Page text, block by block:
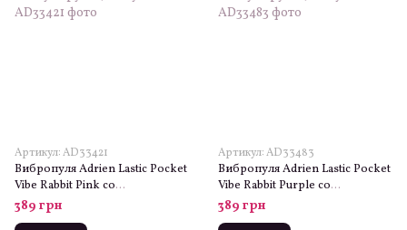
Артикул: AD33421
Вибропуля Adrien Lastic Pocket
Vibe Rabbit Pink со
стимулирующими ушками
389 грн
Артикул: AD33483
Вибропуля Adrien Lastic Pocket
Vibe Rabbit Purple со
стимулирующими ушками
389 грн